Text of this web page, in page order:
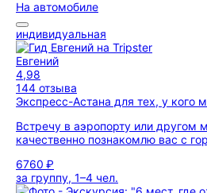
На автомобиле
индивидуальная
Евгений
4,98
144 отзыва
Экспресс-Астана для тех, у кого
Встречу в аэропорту или другом
качественно познакомлю вас с
6760 ₽
за группу, 1–4 чел.